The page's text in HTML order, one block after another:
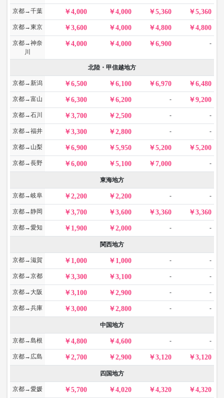
京都→千葉 4,000 4,000 5,360 5,360
京都→東京 3,600 4,000 4,800 4,800
京都→神奈
川
4,000 4,000 6,900 -
北陸・甲信越地方
京都→新潟 6,500 6,100 6,970 6,480
京都→富山 6,300 6,200 - 9,200
京都→石川 3,700 2,500 - -
京都→福井 3,300 2,800 - -
京都→山梨 6,900 5,950 5,200 5,200
京都→長野 6,000 5,100 7,000 -
東海地方
京都→岐阜 2,200 2,200 - -
京都→静岡 3,700 3,600 3,360 3,360
京都→愛知 1,900 2,000 - -
関西地方
京都→滋賀 1,000 1,000 - -
京都→京都 3,300 3,100 - -
京都→大阪 3,100 2,900 - -
京都→兵庫 3,000 2,800 - -
中国地方
京都→島根 4,800 4,600 - -
京都→広島 2,700 2,900 3,120 3,120
四国地方
京都→愛媛 5,700 4,020 4,320 4,320